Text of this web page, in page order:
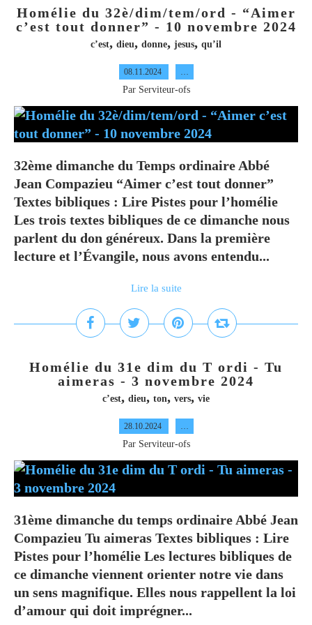
Homélie du 32è/dim/tem/ord - “Aimer
c’est tout donner” - 10 novembre 2024
c’est, dieu, donne, jesus, qu’il
08.11.2024 …
Par Serviteur-ofs
32ème dimanche du Temps ordinaire Abbé
Jean Compazieu “Aimer c’est tout donner”
Textes bibliques : Lire Pistes pour l’homélie
Les trois textes bibliques de ce dimanche nous
parlent du don généreux. Dans la première
lecture et l’Évangile, nous avons entendu...
Lire la suite
Homélie du 31e dim du T ordi - Tu
aimeras - 3 novembre 2024
c’est, dieu, ton, vers, vie
28.10.2024 …
Par Serviteur-ofs
31ème dimanche du temps ordinaire Abbé Jean
Compazieu Tu aimeras Textes bibliques : Lire
Pistes pour l’homélie Les lectures bibliques de
ce dimanche viennent orienter notre vie dans
un sens magnifique. Elles nous rappellent la loi
d’amour qui doit imprégner...